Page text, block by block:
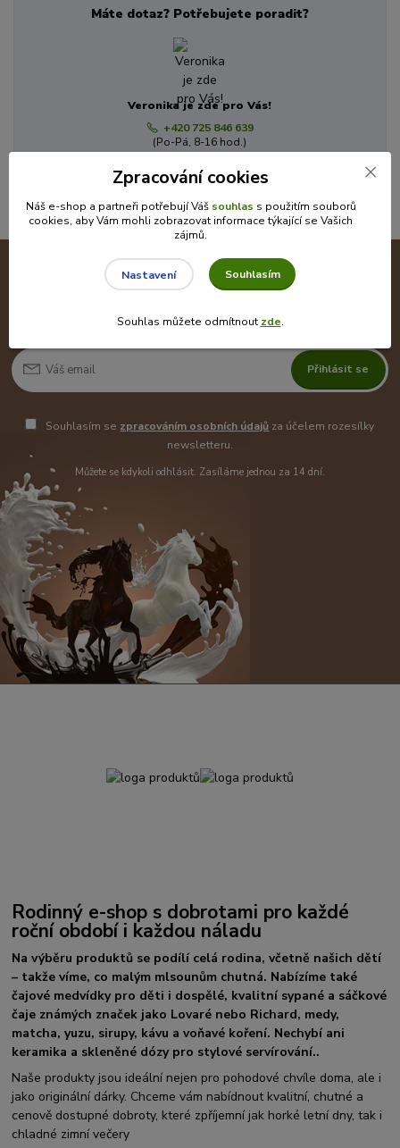
Máte dotaz? Potřebujete poradit?
Veronika je zde pro Vás!
+420 725 846 639
(Po-Pá, 8-16 hod.)
Nepropásněte novinky, akce a slevy!
Přihlásit se
Souhlasím se zpracováním osobních údajů za účelem rozesílky
newsletteru.
Můžete se kdykoli odhlásit. Zasíláme jednou za 14 dní.
Rodinný e-shop s dobrotami pro každé
roční období i každou náladu
Na výběru produktů se podílí celá rodina, včetně našich dětí
– takže víme, co malým mlsounům chutná. Nabízíme také
čajové medvídky pro děti i dospělé, kvalitní sypané a sáčkové
čaje známých značek jako Lovaré nebo Richard, medy,
matcha, yuzu, sirupy, kávu a voňavé koření. Nechybí ani
keramika a skleněné dózy pro stylové servírování..
Naše produkty jsou ideální nejen pro pohodové chvíle doma, ale i
jako originální dárky. Chceme vám nabídnout kvalitní, chutné a
cenově dostupné dobroty, které zpříjemní jak horké letní dny, tak i
chladné zimní večery
Zpracování cookies
Náš e-shop a partneři potřebují Váš souhlas s použitím souborů
cookies, aby Vám mohli zobrazovat informace týkající se Vašich
zájmů.
Nastavení Souhlasím
Souhlas můžete odmítnout zde.